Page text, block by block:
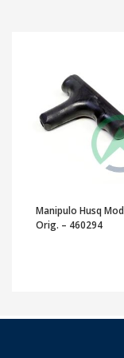
Manipulo Husq Mod
Orig. – 460294